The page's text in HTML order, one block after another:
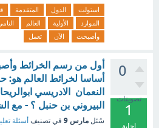
استولت الدول المتقدمة
الموارد
الأولية العالم
وأصبحت
الآن تعمل
0
تصويتات
1
إجابة
أول من رسم الخرائط
أساسا لخرائط العالم هو:
النعمان الادريسي
البيروني بن حنبل ؟ - مع
سُئل مارس 9 في تصنيف أسئلة